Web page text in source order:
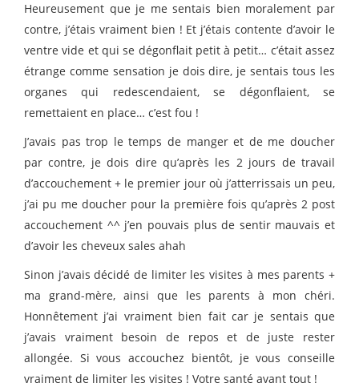
Heureusement que je me sentais bien moralement par
contre, j’étais vraiment bien ! Et j’étais contente d’avoir le
ventre vide et qui se dégonflait petit à petit… c’était assez
étrange comme sensation je dois dire, je sentais tous les
organes qui redescendaient, se dégonflaient, se
remettaient en place… c’est fou !
J’avais pas trop le temps de manger et de me doucher
par contre, je dois dire qu’après les 2 jours de travail
d’accouchement + le premier jour où j’atterrissais un peu,
j’ai pu me doucher pour la première fois qu’après 2 post
accouchement ^^ j’en pouvais plus de sentir mauvais et
d’avoir les cheveux sales ahah
Sinon j’avais décidé de limiter les visites à mes parents +
ma grand-mère, ainsi que les parents à mon chéri.
Honnêtement j’ai vraiment bien fait car je sentais que
j’avais vraiment besoin de repos et de juste rester
allongée. Si vous accouchez bientôt, je vous conseille
vraiment de limiter les visites ! Votre santé avant tout !